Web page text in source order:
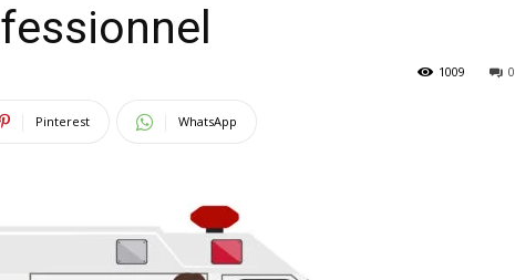
0
1009
Pinterest WhatsApp